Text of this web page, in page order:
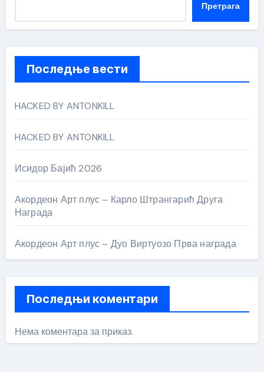
Претрага
Последње вести
HACKED BY ANTONKILL
HACKED BY ANTONKILL
Исидор Бајић 2026
Акордеон Арт плус – Карло Штрангарић Друга
Награда
Акордеон Арт плус – Дуо Виртуозо Прва награда
Последњи коментари
Нема коментара за приказ.